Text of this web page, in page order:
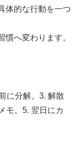
体的な行動を一つ
へ変わります。
に分解。3. 解散
モ。5. 翌日にカ